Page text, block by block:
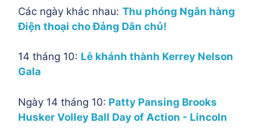
Các ngày khác nhau: Thu phóng Ngân hàng
Điện thoại cho Đảng Dân chủ!
14 tháng 10: Lễ khánh thành Kerrey Nelson
Gala
Ngày 14 tháng 10: Patty Pansing Brooks
Husker Volley Ball Day of Action - Lincoln